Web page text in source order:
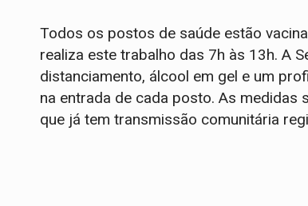
Todos os postos de saúde estão
realiza este trabalho das 7h às 13h. A
distanciamento, álcool em gel e um
na entrada de cada posto. As medidas
que já tem transmissão comunitária